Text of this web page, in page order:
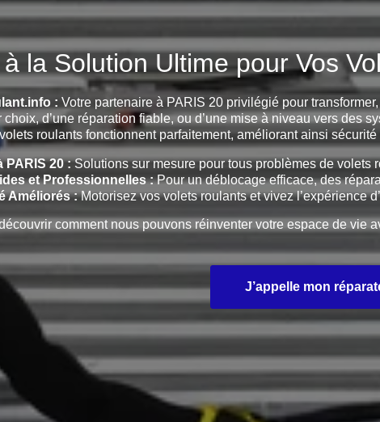
la Solution Ultime pour Vos
: Votre partenaire à PARIS 20 privilégié pour
d’une réparation fiable, ou d’une mise à niveau vers des
roulants fonctionnent parfaitement, améliorant ainsi
PARIS 20 :Solutions sur mesure pour tous problèmes de volets
et Professionnelles :Pour un déblocage efficace, des
Améliorés :Motorisez vos volets roulants et vivez l’expérience
comment nous pouvons réinventer votre espace de vie
J’appelle mon